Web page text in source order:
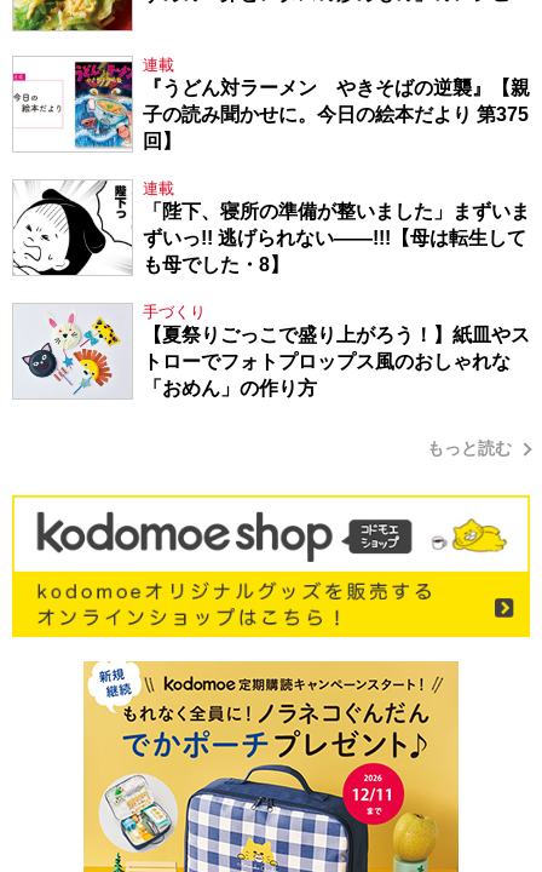
連載
『うどん対ラーメン やきそばの逆襲』【親
子の読み聞かせに。今日の絵本だより 第375
回】
連載
「陛下、寝所の準備が整いました」まずいま
ずいっ!! 逃げられない――!!!【母は転生して
も母でした・8】
手づくり
【夏祭りごっこで盛り上がろう！】紙皿やス
トローでフォトプロップス風のおしゃれな
「おめん」の作り方
もっと読む